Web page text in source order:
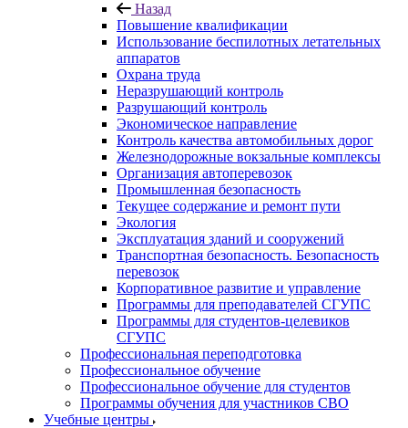
Назад
Повышение квалификации
Использование беспилотных летательных
аппаратов
Охрана труда
Неразрушающий контроль
Разрушающий контроль
Экономическое направление
Контроль качества автомобильных дорог
Железнодорожные вокзальные комплексы
Организация автоперевозок
Промышленная безопасность
Текущее содержание и ремонт пути
Экология
Эксплуатация зданий и сооружений
Транспортная безопасность. Безопасность
перевозок
Корпоративное развитие и управление
Программы для преподавателей СГУПС
Программы для студентов-целевиков
СГУПС
Профессиональная переподготовка
Профессиональное обучение
Профессиональное обучение для студентов
Программы обучения для участников СВО
Учебные центры